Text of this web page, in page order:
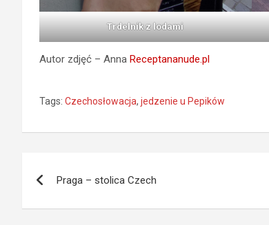
Trdelník z lodami
Autor zdjęć – Anna Receptananude.pl
Tags: Czechosłowacja, jedzenie u Pepików
wpisu
Praga – stolica Czech